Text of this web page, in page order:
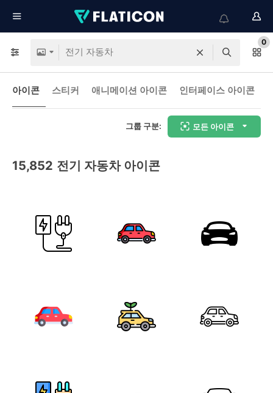
0
아이콘 스티커 애니메이션 아이콘 인터페이스 아이콘
그룹 구분: 모든 아이콘
15,852 전기 자동차 아이콘